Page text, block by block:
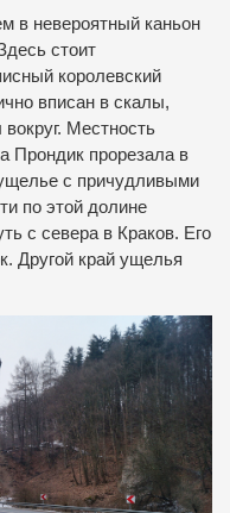
в невероятный каньон
стоит
королевский
вписан в скалы,
Местность
Прондик прорезала в
с причудливыми
по этой долине
с севера в Краков. Его
Другой край ущелья